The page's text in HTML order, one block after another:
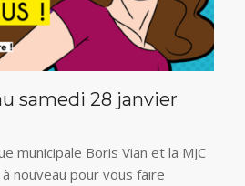
samedi 28 janvier
municipale Boris Vian et la MJC
à nouveau pour vous faire